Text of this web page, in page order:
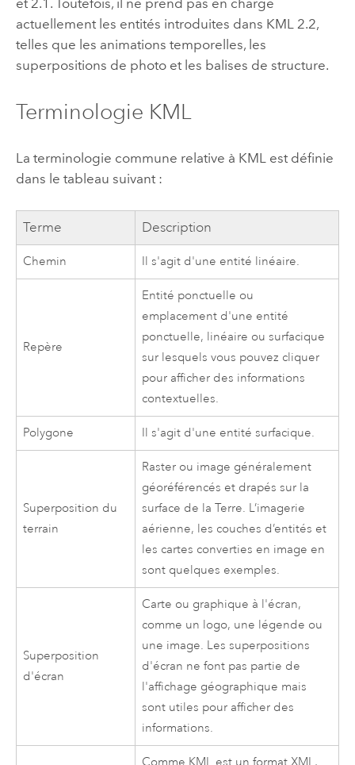
actuellement les entités introduites dans KML 2.2,
telles que les animations temporelles, les
superpositions de photo et les balises de structure.
Terminologie KML
La terminologie commune relative à KML est définie
dans le tableau suivant :
Terme Description
Chemin Il s'agit d'une entité linéaire.
Repère
Entité ponctuelle ou
emplacement d'une entité
ponctuelle, linéaire ou surfacique
sur lesquels vous pouvez cliquer
pour afficher des informations
contextuelles.
Polygone Il s'agit d'une entité surfacique.
Superposition du
terrain
Raster ou image généralement
géoréférencés et drapés sur la
surface de la Terre. L’imagerie
aérienne, les couches d’entités et
les cartes converties en image en
sont quelques exemples.
Superposition
d'écran
Carte ou graphique à l'écran,
comme un logo, une légende ou
une image. Les superpositions
d'écran ne font pas partie de
l'affichage géographique mais
sont utiles pour afficher des
informations.